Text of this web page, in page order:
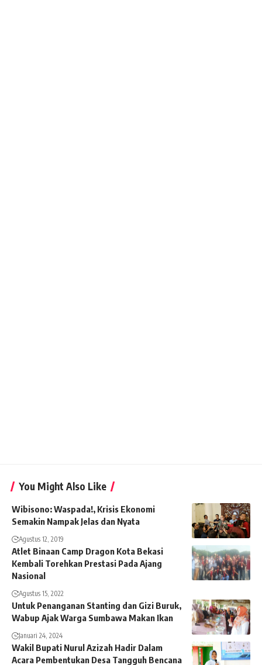
You Might Also Like
Wibisono: Waspada!, Krisis Ekonomi
Semakin Nampak Jelas dan Nyata
Agustus 12, 2019
Atlet Binaan Camp Dragon Kota Bekasi
Kembali Torehkan Prestasi Pada Ajang
Nasional
Agustus 15, 2022
Untuk Penanganan Stanting dan Gizi Buruk,
Wabup Ajak Warga Sumbawa Makan Ikan
Januari 24, 2024
Wakil Bupati Nurul Azizah Hadir Dalam
Acara Pembentukan Desa Tangguh Bencana